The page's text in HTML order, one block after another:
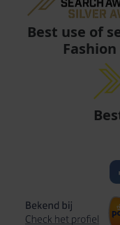
Best use of
Fashion